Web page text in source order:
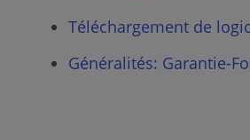
Téléchargement de
Généralités: Garantie-